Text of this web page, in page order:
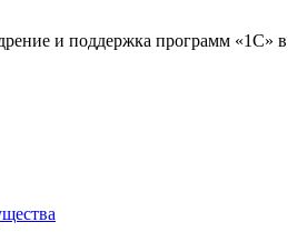
и поддержка программ «1С» в